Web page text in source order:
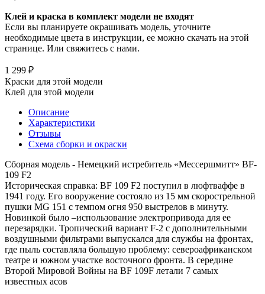
Клей и краска в комплект модели не входят
Если вы планируете окрашивать модель, уточните
необходимые цвета в инструкции, ее можно скачать на этой
странице. Или свяжитесь с нами.
1 299 ₽
Краски для этой модели
Клей для этой модели
Описание
Характеристики
Отзывы
Схема сборки и окраски
Сборная модель - Немецкий истребитель «Мессершмитт» BF-
109 F2
Историческая справка: BF 109 F2 поступил в люфтваффе в
1941 году. Его вооружение состояло из 15 мм скорострельной
пушки MG 151 с темпом огня 950 выстрелов в минуту.
Новинкой было –использование электропривода для ее
перезарядки. Тропический вариант F-2 с дополнительными
воздушными фильтрами выпускался для службы на фронтах,
где пыль составляла большую проблему: североафриканском
театре и южном участке восточного фронта. В середине
Второй Мировой Войны на BF 109F летали 7 самых
известных асов